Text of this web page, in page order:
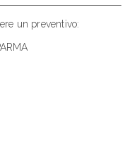
un preventivo: